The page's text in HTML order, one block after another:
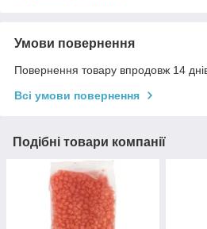
Умови повернення
Повернення товару впродовж 14
Всі умови повернення
Подібні товари компанії